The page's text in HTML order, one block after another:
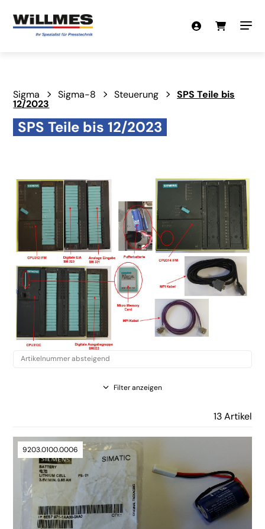
Sigma Sigma-8 Steuerung SPS Teile bis
12/2023
SPS Teile bis 12/2023
Filter anzeigen
13 Artikel
9203.0100.0006